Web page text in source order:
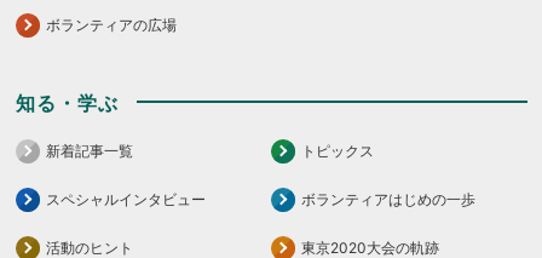
ボランティアの広場
知る・学ぶ
新着記事一覧 トピックス
スペシャルインタビュー ボランティアはじめの一歩
活動のヒント 東京2020大会の軌跡